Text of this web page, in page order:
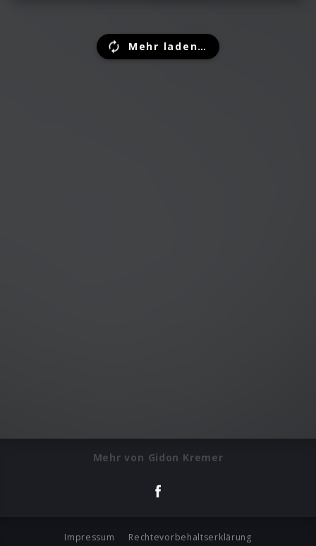
Mehr laden…
Mehr von Gidon Kremer
Impressum Rechtevorbehaltserklärung